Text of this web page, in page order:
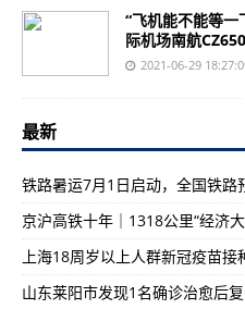
“飞机能不能等
际机场南航
2021-06-29
最新
铁路暑运7月1日启动，全国铁路
京沪高铁十年｜1318公里“经济
上海18周岁以上人群新冠疫苗接
山东莱阳市发现1名确诊治愈后